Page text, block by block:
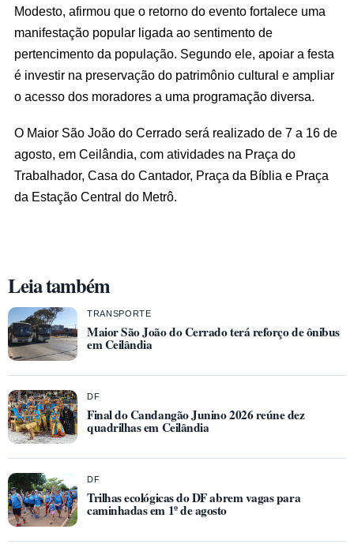
Modesto, afirmou que o retorno do evento fortalece uma
manifestação popular ligada ao sentimento de
pertencimento da população. Segundo ele, apoiar a festa
é investir na preservação do patrimônio cultural e ampliar
o acesso dos moradores a uma programação diversa.
O Maior São João do Cerrado será realizado de 7 a 16 de
agosto, em Ceilândia, com atividades na Praça do
Trabalhador, Casa do Cantador, Praça da Bíblia e Praça
da Estação Central do Metrô.
Leia também
TRANSPORTE
Maior São João do Cerrado terá reforço de ônibus
em Ceilândia
DF
Final do Candangão Junino 2026 reúne dez
quadrilhas em Ceilândia
DF
Trilhas ecológicas do DF abrem vagas para
caminhadas em 1º de agosto